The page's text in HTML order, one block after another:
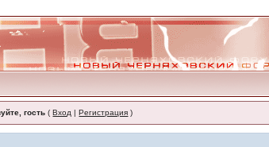
гость (Вход |Регистрация )